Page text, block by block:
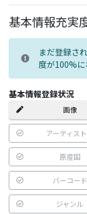
基本情報充実
まだ登録さ
度が100%に
基本情報登録状況
画像
アーティス
原産国
バーコード
ジャンル